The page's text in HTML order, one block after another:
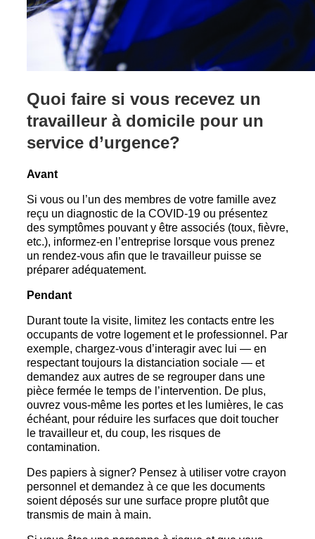
Quoi faire si vous recevez un
travailleur à domicile pour un
service d’urgence?
Avant
Si vous ou l’un des membres de votre famille avez
reçu un diagnostic de la COVID-19 ou présentez
des symptômes pouvant y être associés (toux, fièvre,
etc.), informez-en l’entreprise lorsque vous prenez
un rendez-vous afin que le travailleur puisse se
préparer adéquatement.
Pendant
Durant toute la visite, limitez les contacts entre les
occupants de votre logement et le professionnel. Par
exemple, chargez-vous d’interagir avec lui — en
respectant toujours la distanciation sociale — et
demandez aux autres de se regrouper dans une
pièce fermée le temps de l’intervention. De plus,
ouvrez vous-même les portes et les lumières, le cas
échéant, pour réduire les surfaces que doit toucher
le travailleur et, du coup, les risques de
contamination.
Des papiers à signer? Pensez à utiliser votre crayon
personnel et demandez à ce que les documents
soient déposés sur une surface propre plutôt que
transmis de main à main.